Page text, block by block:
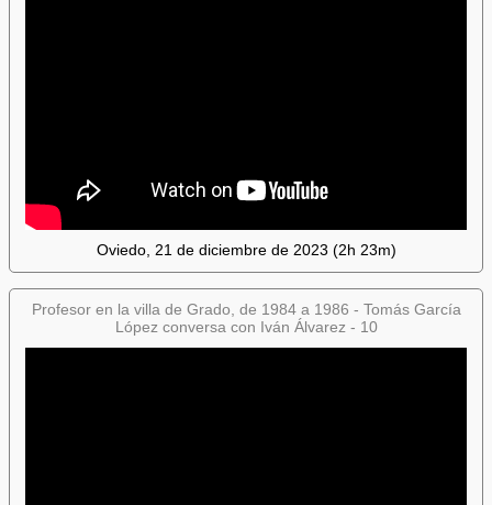
Oviedo, 21 de diciembre de 2023 (2h 23m)
Profesor en la villa de Grado, de 1984 a 1986 - Tomás García
López conversa con Iván Álvarez - 10